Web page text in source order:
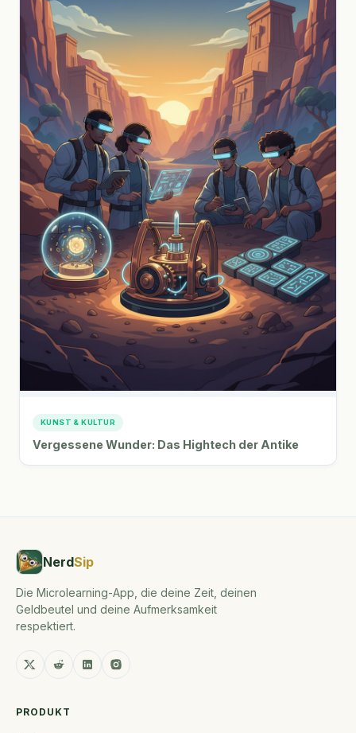
KUNST & KULTUR
Vergessene Wunder: Das Hightech der Antike
NerdSip
Die Microlearning-App, die deine Zeit, deinen
Geldbeutel und deine Aufmerksamkeit
respektiert.
PRODUKT